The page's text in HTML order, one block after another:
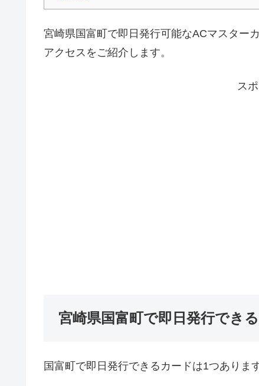
宮崎県国富町で即日発行可能なACマスター
アクセスをご紹介します。
ス
宮崎県国富町で即日発行でき
国富町で即日発行できるカードは1つあります